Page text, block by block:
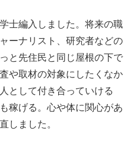
士編入しました。将来の職
ーナリスト、研究者などの
と先住民と同じ屋根の下で
や取材の対象にしたくなか
として付き合っていける
稼げる。心や体に関心があ
しました。